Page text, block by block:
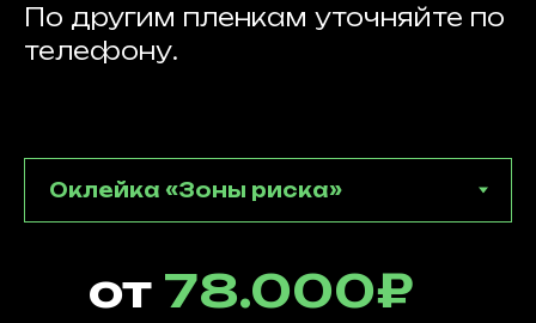
По другим пленкам уточняйте по
телефону.
от 78.000₽